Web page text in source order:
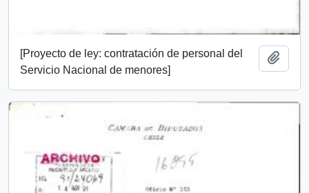
[Proyecto de ley: contratación de personal del
Servicio Nacional de menores]